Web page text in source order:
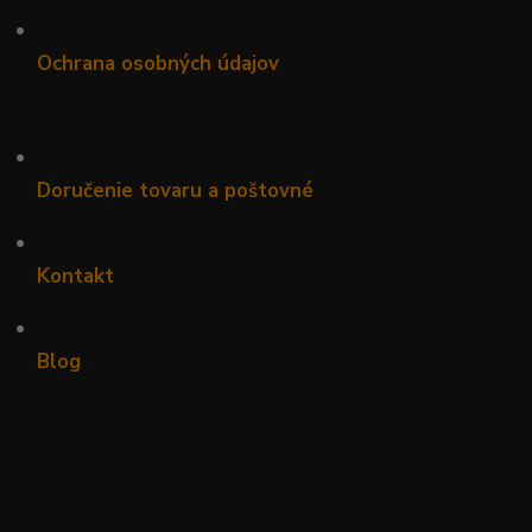
•
Ochrana osobných údajov
•
Doručenie tovaru a poštovné
•
Kontakt
•
Blog